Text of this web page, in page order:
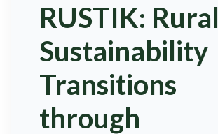
RUSTIK: Rural
Sustainability
Transitions
through